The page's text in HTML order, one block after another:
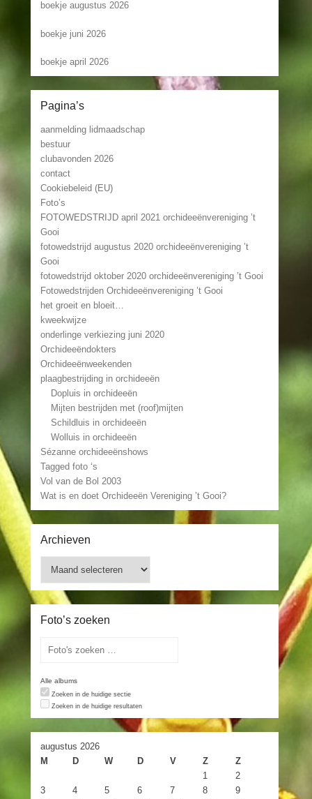
boekje augustus 2026
boekje juni 2026
boekje april 2026
Pagina’s
aanmelding lidmaadschap
bestuur
clubavonden 2026
contact
Cookiebeleid (EU)
Foto’s
FOTOWEDSTRIJD april 2021 orchideeënvereniging ’t
Gooi
fotowedstrijd augustus 2020 orchideeënvereniging ’t
Gooi
fotowedstrijd oktober 2020 orchideeënvereniging ’t Gooi
Fotowedstrijden Orchideeënvereniging ’t Gooi
het groeit en bloeit…
kweekwijze
onderlinge verkiezing juni 2020
Orchideeëndokters
Orchideeënweekenden
plaagbestrijding in orchideeën
Dopluis in orchideeën
Mijten bestrijden met (roof)mijten
Schildluis in orchideeën
Wolluis in orchideeën
Sézanne orchideeënshows
Tagged foto ‘s
Vol van de Bol 2003
Wat is en doet Orchideeën Vereniging ’t Gooi?
Archieven
Foto’s zoeken
Alle albums
Zoeken in de huidige sectie
Zoeken in de huidige resultaten
augustus 2026
M
D W D V Z
Z
1
2
3
4 5 6 7 8
9